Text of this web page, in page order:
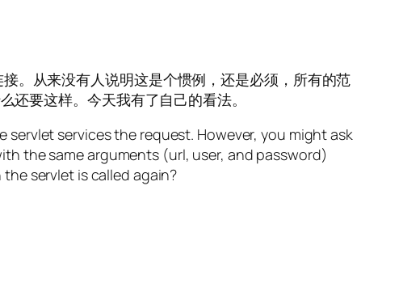
。从来没有人说明这是个惯例，还是必须，所有的范
要这样。今天我有了自己的看法。
services the request. However, you might ask
the same arguments (url, user, and password)
servlet is called again?